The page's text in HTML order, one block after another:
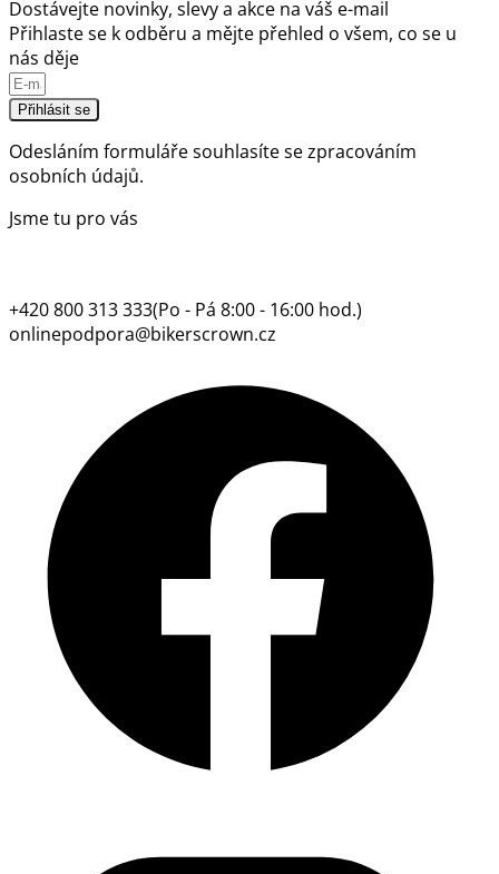
Dostávejte novinky, slevy a akce na váš e-mail
Přihlaste se k odběru a mějte přehled o všem, co se u
nás děje
Přihlásit se
Odesláním formuláře souhlasíte sezpracováním
osobních údajů.
Jsme tu pro vás
+420 800 313 333(Po - Pá 8:00 - 16:00 hod.)
onlinepodpora@bikerscrown.cz